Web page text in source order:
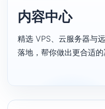
内容中心
精选 VPS、云服务器与
落地，帮你做出更合适的